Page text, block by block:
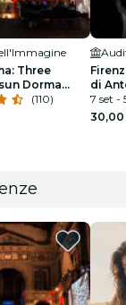
Three
Dorma
(110)
di
7 set -